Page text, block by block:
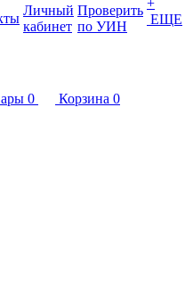
Личный
кабинет
Проверить
по УИН
+
ЕЩЕ
0 Корзина 0